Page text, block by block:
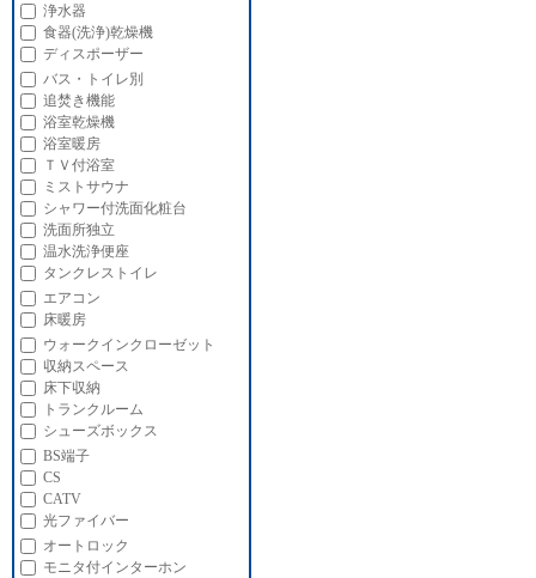
浄水器
食器(洗浄)乾燥機
ディスポーザー
バス・トイレ別
追焚き機能
浴室乾燥機
浴室暖房
ＴＶ付浴室
ミストサウナ
シャワー付洗面化粧台
洗面所独立
温水洗浄便座
タンクレストイレ
エアコン
床暖房
ウォークインクローゼット
収納スペース
床下収納
トランクルーム
シューズボックス
BS端子
CS
CATV
光ファイバー
オートロック
モニタ付インターホン